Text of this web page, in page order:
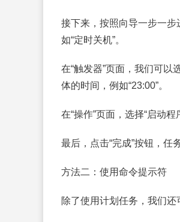
接下来，按照向导一步一步
如“定时关机”。
在“触发器”页面，我们可以
体的时间，例如“23:00”。
在“操作”页面，选择“启动程
最后，点击“完成”按钮，任
方法二：使用命令提示符
除了使用计划任务，我们还